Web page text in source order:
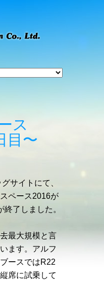
ス
目〜
サイトにて、
ペース2016が
了しました。
最大規模と言
ます。アルフ
ースではR22
席に試乗して